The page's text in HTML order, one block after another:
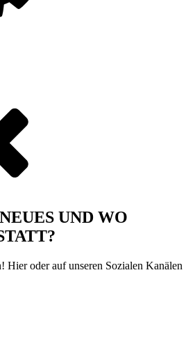
UND WO
Hier oder auf unseren Sozialen Kanälen